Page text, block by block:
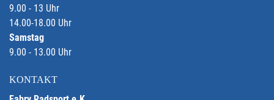
9.00 - 13 Uhr
14.00-18.00 Uhr
Samstag
9.00 - 13.00 Uhr
KONTAKT